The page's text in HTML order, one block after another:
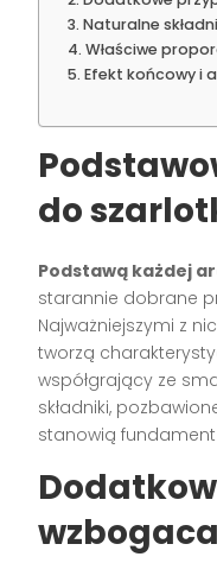
Naturalne
Właściwe
Efekt końcowy i
do
Podstawą każdej
starannie dobrane
Najważniejszymi z
tworzą
współgrający ze
składniki,
stanowią